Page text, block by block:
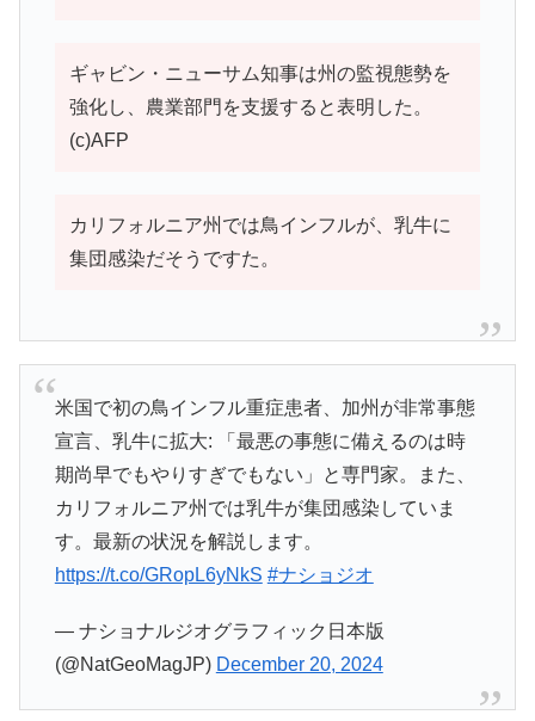
ギャビン・ニューサム知事は州の監視態勢を
強化し、農業部門を支援すると表明した。
(c)AFP
カリフォルニア州では鳥インフルが、乳牛に
集団感染だそうですた。
米国で初の鳥インフル重症患者、加州が非常事態
宣言、乳牛に拡大: 「最悪の事態に備えるのは時
期尚早でもやりすぎでもない」と専門家。また、
カリフォルニア州では乳牛が集団感染していま
す。最新の状況を解説します。
https://t.co/GRopL6yNkS #ナショジオ
— ナショナルジオグラフィック日本版
(@NatGeoMagJP) December 20, 2024